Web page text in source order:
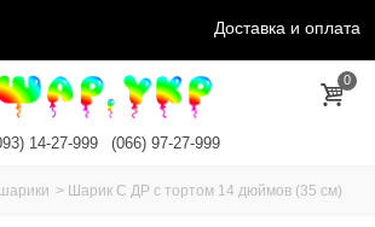
Доставка и оплата
0
14-27-999 (066) 97-27-999
> Шарик С ДР с тортом 14 дюймов (35 см)